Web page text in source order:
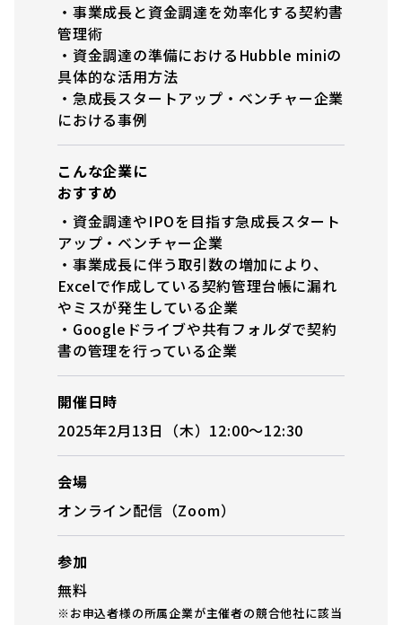
・事業成長と資金調達を効率化する契約書
管理術
・資金調達の準備におけるHubble miniの
具体的な活用方法
・急成長スタートアップ・ベンチャー企業
における事例
こんな企業に
おすすめ
・資金調達やIPOを目指す急成長スタート
アップ・ベンチャー企業
・事業成長に伴う取引数の増加により、
Excelで作成している契約管理台帳に漏れ
やミスが発生している企業
・Googleドライブや共有フォルダで契約
書の管理を行っている企業
開催日時
2025年2月13日（木）12:00～12:30
会場
オンライン配信（Zoom）
参加
無料
※お申込者様の所属企業が主催者の競合他社に該当